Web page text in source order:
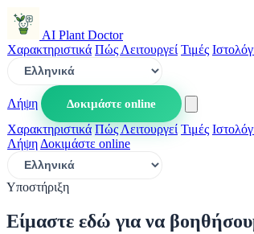
AI Plant Doctor
Χαρακτηριστικά Πώς Λειτουργεί Τιμές
Λήψη
Δοκιμάστε online
Χαρακτηριστικά Πώς Λειτουργεί Τιμές
Λήψη Δοκιμάστε online
Υποστήριξη
Είμαστε εδώ για να